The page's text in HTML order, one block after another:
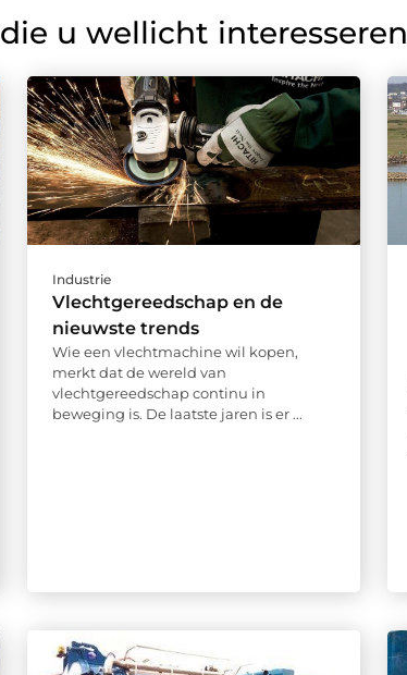
die u wellicht interesseren
Industrie
Vlechtgereedschap en de
nieuwste trends
Wie een vlechtmachine wil kopen,
merkt dat de wereld van
vlechtgereedschap continu in
beweging is. De laatste jaren is er ...